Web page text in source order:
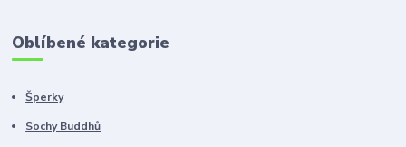
Oblíbené kategorie
Šperky
Sochy Buddhů